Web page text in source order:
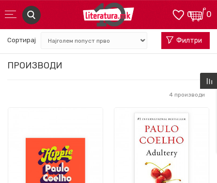
0
0
ПРОИЗВОДИ
Сортирај Филтри
4 производи